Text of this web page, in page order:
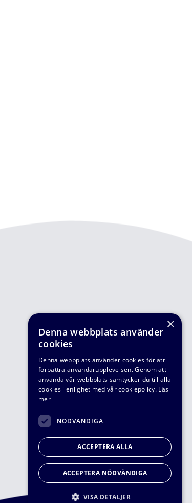
×
Denna webbplats använder
cookies
Denna webbplats använder cookies för att
förbättra användarupplevelsen. Genom att
använda vår webbplats samtycker du till alla
cookies i enlighet med vår cookiepolicy. Läs
mer
NÖDVÄNDIGA
ACCEPTERA ALLA
ACCEPTERA NÖDVÄNDIGA
VISA DETALJER